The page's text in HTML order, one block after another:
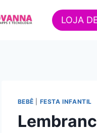
LOJA
BEBÊ FESTA INFANTIL